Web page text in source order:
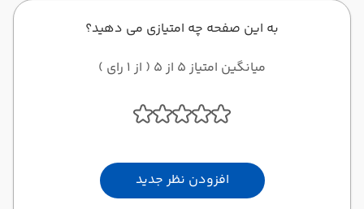
به این صفحه چه امتیازی می دهید؟
میانگین امتیاز 5 از 5 ( از 1 رای )
افزودن نظر جدید